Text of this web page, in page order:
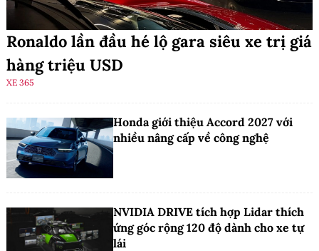
Ronaldo lần đầu hé lộ gara siêu xe trị giá
hàng triệu USD
XE 365
Honda giới thiệu Accord 2027 với
nhiều nâng cấp về công nghệ
NVIDIA DRIVE tích hợp Lidar thích
ứng góc rộng 120 độ dành cho xe tự
lái